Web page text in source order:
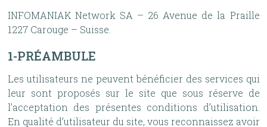
INFOMANIAK Network SA – 26 Avenue de la Praille
1227 Carouge – Suisse.
1-PRÉAMBULE
Les utilisateurs ne peuvent bénéficier des services qui
leur sont proposés sur le site que sous réserve de
l’acceptation des présentes conditions d’utilisation.
En qualité d’utilisateur du site, vous reconnaissez avoir